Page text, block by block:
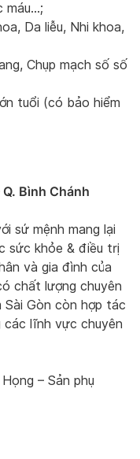
máu…;
Da liễu, Nhi khoa,
Chụp mạch số số
tuổi (có bảo hiểm
Q. Bình Chánh
sứ mệnh mang lại
sức khỏe & điều trị
và gia đình của
chất lượng chuyên
Gòn còn hợp tác
các lĩnh vực chuyên
– Sản phụ